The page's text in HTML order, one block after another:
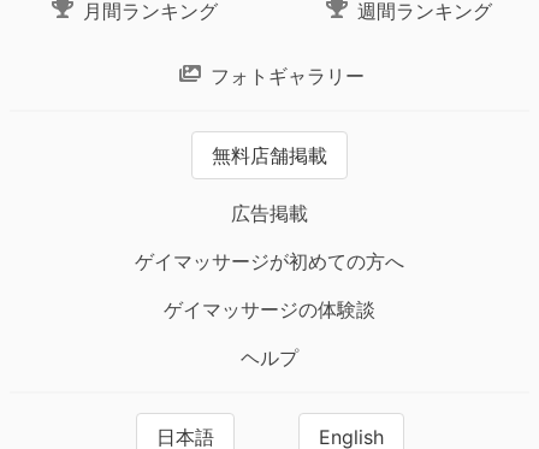
月間ランキング 週間ランキング
フォトギャラリー
無料店舗掲載
広告掲載
ゲイマッサージが初めての方へ
ゲイマッサージの体験談
ヘルプ
日本語 English